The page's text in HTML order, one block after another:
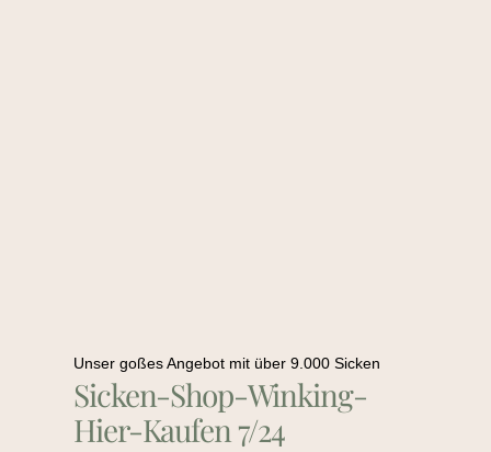
Unser goßes Angebot mit über 9.000 Sicken
Sicken-Shop-Winking-
Hier-Kaufen 7/24